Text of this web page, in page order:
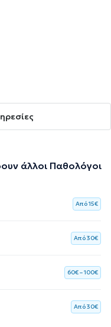
άλλοι Παθολόγοι
Aπό 15€
Aπό 30€
60€ – 100€
Aπό 30€